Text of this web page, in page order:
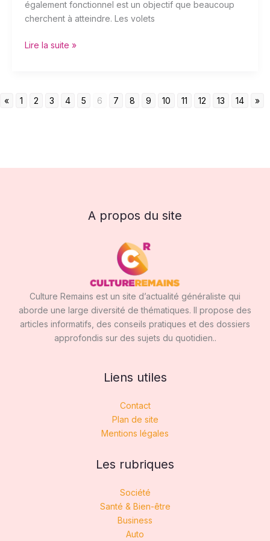
également fonctionnel est un objectif que beaucoup
cherchent à atteindre. Les volets
Lire la suite »
« 1 2 3 4 5 6 7 8 9 10 11 12 13 14 »
A propos du site
Culture Remains est un site d’actualité généraliste qui
aborde une large diversité de thématiques. Il propose des
articles informatifs, des conseils pratiques et des dossiers
approfondis sur des sujets du quotidien..
Liens utiles
Contact
Plan de site
Mentions légales
Les rubriques
Société
Santé & Bien-être
Business
Auto